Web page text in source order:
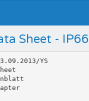
Sheet - IP66
YS